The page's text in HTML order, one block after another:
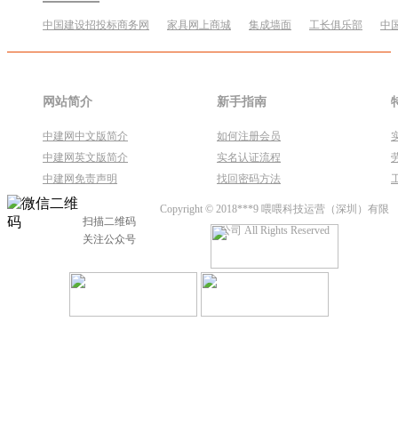
中国建设招投标商务网 家具网上商城 集成墙面 工长俱乐部 中
网站简介
中建网中文版简介
中建网英文版简介
中建网免责声明
新手指南
如何注册会员
实名认证流程
找回密码方法
扫描二维码
关注公众号
Copyright © 2018***9 喂喂科技运营（深圳）有限
公司 All Rights Reserved